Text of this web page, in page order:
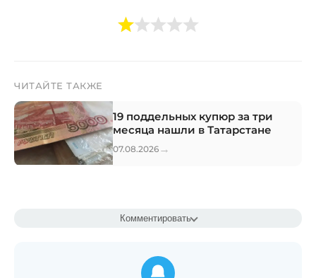
ЧИТАЙТЕ ТАКЖЕ
19 поддельных купюр за три
месяца нашли в Татарстане
07.08.2026 →
Комментировать